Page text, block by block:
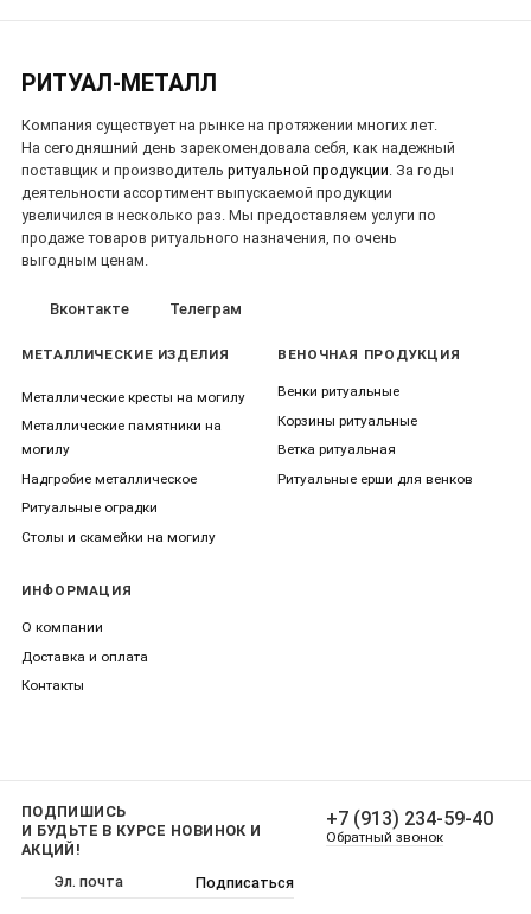
РИТУАЛ-МЕТАЛЛ
Компания существует на рынке на протяжении многих лет.
На сегодняшний день зарекомендовала себя, как надежный
поставщик и производитель ритуальной продукции. За годы
деятельности ассортимент выпускаемой продукции
увеличился в несколько раз. Мы предоставляем услуги по
продаже товаров ритуального назначения, по очень
выгодным ценам.
Вконтакте Телеграм
МЕТАЛЛИЧЕСКИЕ ИЗДЕЛИЯ
Металлические кресты на могилу
Металлические памятники на
могилу
Надгробие металлическое
Ритуальные оградки
Столы и скамейки на могилу
ВЕНОЧНАЯ ПРОДУКЦИЯ
Венки ритуальные
Корзины ритуальные
Ветка ритуальная
Ритуальные ерши для венков
ИНФОРМАЦИЯ
О компании
Доставка и оплата
Контакты
ПОДПИШИСЬ
И БУДЬТЕ В КУРСЕ НОВИНОК И
АКЦИЙ!
Подписаться
+7 (913) 234-59-40
Обратный звонок